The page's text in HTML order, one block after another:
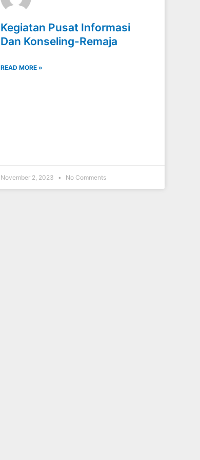
Kegiatan Pusat Informasi
Dan Konseling-Remaja
READ MORE »
November 2, 2023 No Comments